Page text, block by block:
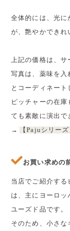
全体的には、光に
が、艶やかできれ
上記の価格は、
写真は、薬味を入
とコーディネート
ピッチャーの在庫
ても素敵に演出で
→
【Pajuシリーズ
お買い求めの
当店でご紹介する
は、主にヨーロッ
ユーズド品です。
そのため、小さな